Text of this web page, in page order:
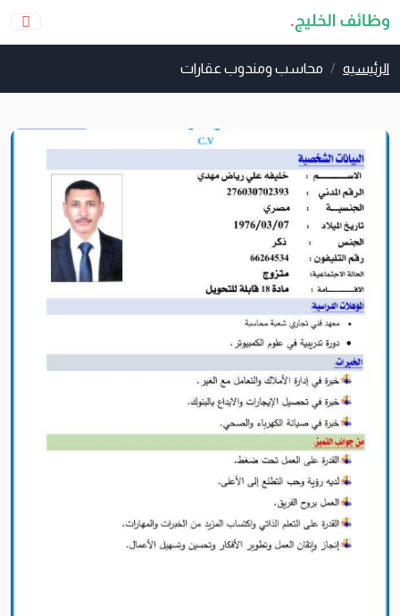
الرئيسيه محاسب ومندوب عقارات